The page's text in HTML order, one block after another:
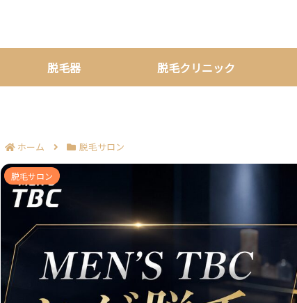
脱毛器 脱毛クリニック
ホーム 脱毛サロン
MEN’S TBCのヒゲ脱毛500円は今も受けられる？現
脱毛サロン